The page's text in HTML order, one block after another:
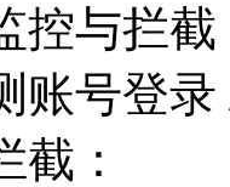
控与拦截
账号登
截：